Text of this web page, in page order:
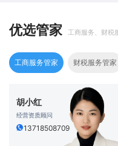
优选管家 工商服务、财税
工商服务管家 财税服务管家
胡小红
经营资质顾问
13718508709